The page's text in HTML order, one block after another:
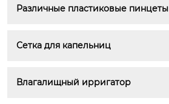
Различные пластиковые пинцеты
Сетка для капельниц
Влагалищный ирригатор